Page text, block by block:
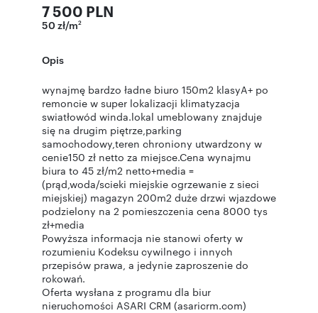
7 500 PLN
50 zł/m2
Opis
wynajmę bardzo ładne biuro 150m2 klasyA+ po
remoncie w super lokalizacji klimatyzacja
swiatłowód winda.lokal umeblowany znajduje
się na drugim piętrze,parking
samochodowy,teren chroniony utwardzony w
cenie150 zł netto za miejsce.Cena wynajmu
biura to 45 zł/m2 netto+media =
(prąd,woda/scieki miejskie ogrzewanie z sieci
miejskiej) magazyn 200m2 duże drzwi wjazdowe
podzielony na 2 pomieszczenia cena 8000 tys
zł+media
Powyższa informacja nie stanowi oferty w
rozumieniu Kodeksu cywilnego i innych
przepisów prawa, a jedynie zaproszenie do
rokowań.
Oferta wysłana z programu dla biur
nieruchomości ASARI CRM (asaricrm.com)